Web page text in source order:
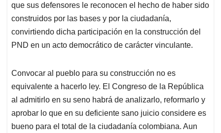
que sus defensores le reconocen el hecho de haber sido
construidos por las bases y por la ciudadanía,
convirtiendo dicha participación en la construcción del
PND en un acto democrático de carácter vinculante.
Convocar al pueblo para su construcción no es
equivalente a hacerlo ley. El Congreso de la República
al admitirlo en su seno habrá de analizarlo, reformarlo y
aprobar lo que en su deficiente sano juicio considere es
bueno para el total de la ciudadanía colombiana. Aun